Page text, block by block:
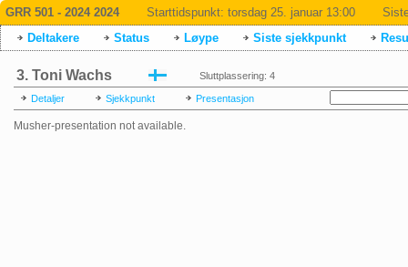
GRR 501 - 2024 2024 Starttidspunkt: torsdag 25. januar 13:00
Deltakere
Status Løype Siste sjekkpunkt
3. Toni Wachs Sluttplassering: 4
Detaljer Sjekkpunkt Presentasjon
Musher-presentation not available.